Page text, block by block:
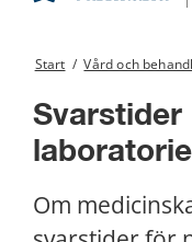
Start / Vård och
Svarstider
Om